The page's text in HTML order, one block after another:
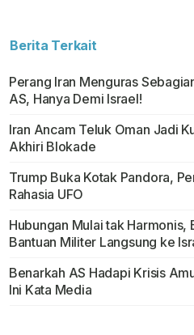
Berita Terkait
Perang Iran Menguras
AS, Hanya Demi Israel!
Iran Ancam Teluk Oman Jadi
Akhiri Blokade
Trump Buka Kotak Pandora,
Rahasia UFO
Hubungan Mulai tak Harmonis,
Bantuan Militer Langsung ke
Benarkah AS Hadapi Krisis
Ini Kata Media